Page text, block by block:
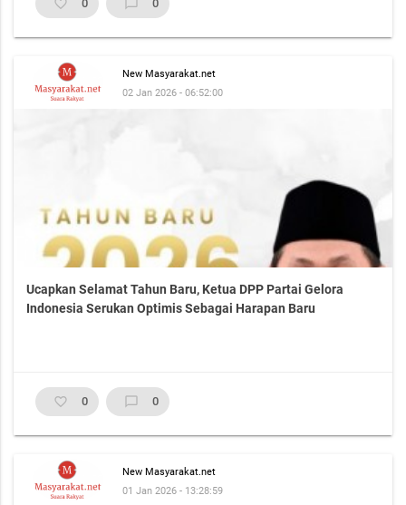
favorite_border 0 chat_bubble_outline 0
New Masyarakat.net
02 Jan 2026 - 06:52:00
Ucapkan Selamat Tahun Baru, Ketua DPP Partai Gelora
Indonesia Serukan Optimis Sebagai Harapan Baru
favorite_border 0 chat_bubble_outline 0
New Masyarakat.net
01 Jan 2026 - 13:28:59